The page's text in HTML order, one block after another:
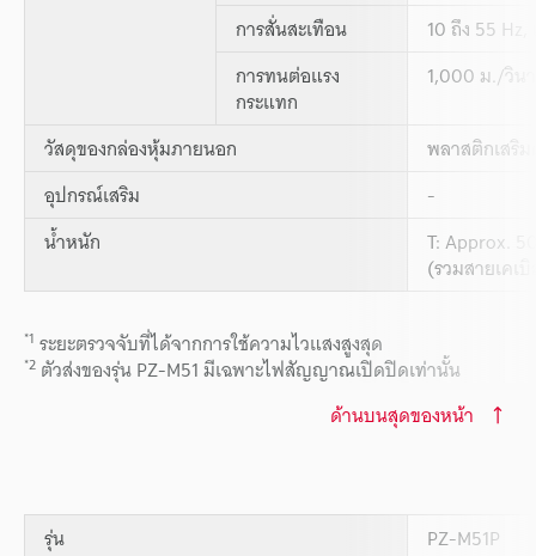
การสั่นสะเทือน
10 ถึง 55
การทนต่อแรง
กระแทก
1,000 ม./วิน
วัสดุของกล่องหุ้มภายนอก
พลาสติกเสริ
อุปกรณ์เสริม
-
น้ำหนัก
T: Approx.
(รวมสายเคเ
*1 ระยะตรวจจับที่ได้จากการใช้ความไวแสงสูงสุด
*2 ตัวส่งของรุ่น PZ-M51 มีเฉพาะไฟสัญญาณเปิดปิดเท่านั้น
ด้านบนสุดของหน้า
รุ่น
PZ-M51P